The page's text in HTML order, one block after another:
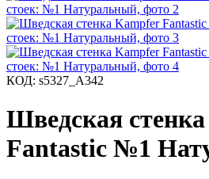
КОД: s5327_A342
Шведская
Fantastic №1